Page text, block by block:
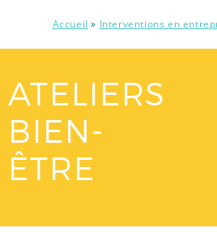
INTERVENTIONS EN
Accueil » Interventions en
ATELIERS
BIEN-
ÊTRE